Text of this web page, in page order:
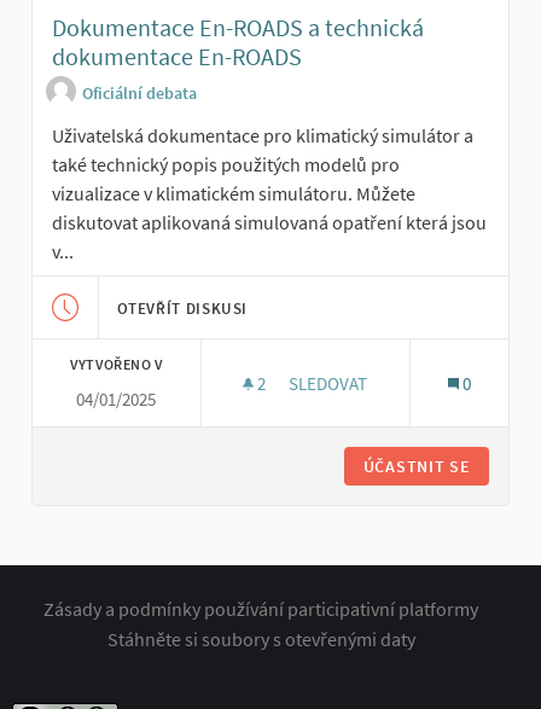
Dokumentace En-ROADS a technická
dokumentace En-ROADS
Oficiální debata
Uživatelská dokumentace pro klimatický simulátor a
také technický popis použitých modelů pro
vizualizace v klimatickém simulátoru. Můžete
diskutovat aplikovaná simulovaná opatření která jsou
v...
OTEVŘÍT DISKUSI
VYTVOŘENO V
04/01/2025
2 2 SLEDUJÍCÍ
SLEDOVAT 0
ÚČASTNIT SE
Zásady a podmínky používání participativní platformy
Stáhněte si soubory s otevřenými daty